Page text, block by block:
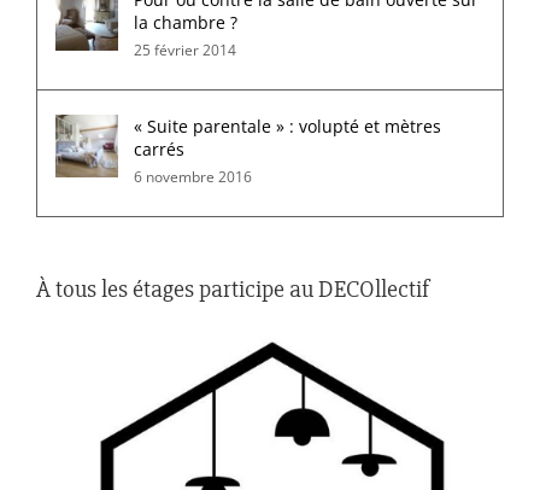
la chambre ?
25 février 2014
« Suite parentale » : volupté et mètres
carrés
6 novembre 2016
À tous les étages participe au DECOllectif